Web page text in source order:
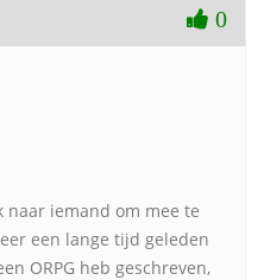
0
naar iemand om mee te
een lange tijd geleden
ORPG heb geschreven,